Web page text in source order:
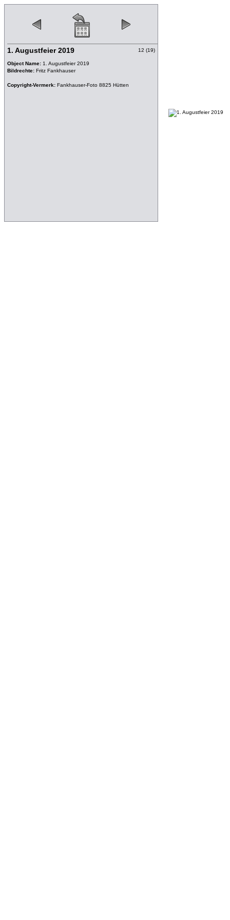
1. Augustfeier 2019
Object Name: 1. Augustfeier 2019
Bildrechte: Fritz Fankhauser
Copyright-Vermerk: Fankhauser-Foto 8825 Hütten
12 (19)